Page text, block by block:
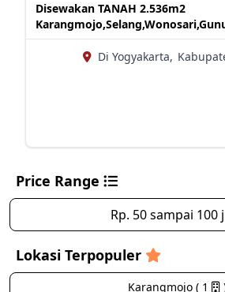
Disewakan TANAH 2.536m2
Di Yogyakarta,
Price Range
Rp. 50 sampai 100
Lokasi Terpopuler
Karangmojo ( 1